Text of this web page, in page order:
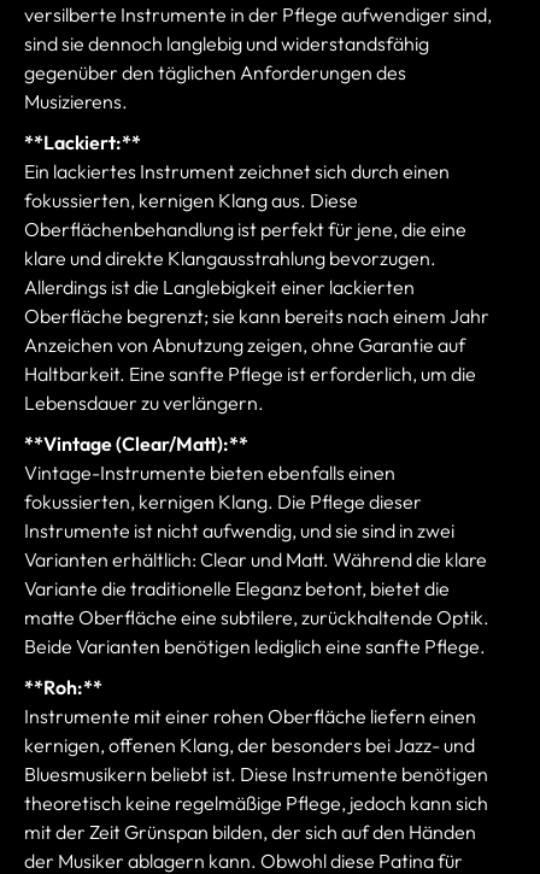
versilberte Instrumente in der Pflege aufwendiger sind,
sind sie dennoch langlebig und widerstandsfähig
gegenüber den täglichen Anforderungen des
Musizierens.
**Lackiert:**
Ein lackiertes Instrument zeichnet sich durch einen
fokussierten, kernigen Klang aus. Diese
Oberflächenbehandlung ist perfekt für jene, die eine
klare und direkte Klangausstrahlung bevorzugen.
Allerdings ist die Langlebigkeit einer lackierten
Oberfläche begrenzt; sie kann bereits nach einem Jahr
Anzeichen von Abnutzung zeigen, ohne Garantie auf
Haltbarkeit. Eine sanfte Pflege ist erforderlich, um die
Lebensdauer zu verlängern.
**Vintage (Clear/Matt):**
Vintage-Instrumente bieten ebenfalls einen
fokussierten, kernigen Klang. Die Pflege dieser
Instrumente ist nicht aufwendig, und sie sind in zwei
Varianten erhältlich: Clear und Matt. Während die klare
Variante die traditionelle Eleganz betont, bietet die
matte Oberfläche eine subtilere, zurückhaltende Optik.
Beide Varianten benötigen lediglich eine sanfte Pflege.
**Roh:**
Instrumente mit einer rohen Oberfläche liefern einen
kernigen, offenen Klang, der besonders bei Jazz- und
Bluesmusikern beliebt ist. Diese Instrumente benötigen
theoretisch keine regelmäßige Pflege, jedoch kann sich
mit der Zeit Grünspan bilden, der sich auf den Händen
der Musiker ablagern kann. Obwohl diese Patina für